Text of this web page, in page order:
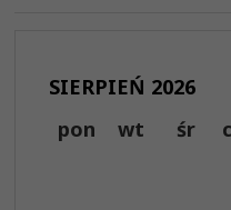
SIERPIEŃ 2026
pon
wt śr